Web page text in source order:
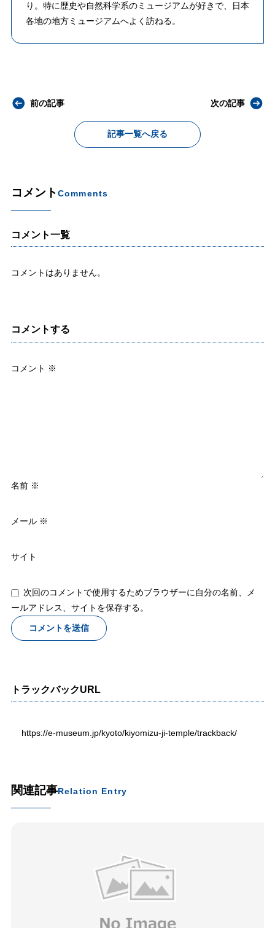
り。特に歴史や自然科学系のミュージアムが好きで、日本
各地の地方ミュージアムへよく訪ねる。
前の記事
記事一覧へ戻る
次の記事
コメントComments
コメント一覧
コメントはありません。
コメントする
コメント ※
名前 ※
メール ※
サイト
次回のコメントで使用するためブラウザーに自分の名前、メ
ールアドレス、サイトを保存する。
トラックバックURL
https://e-museum.jp/kyoto/kiyomizu-ji-temple/trackback/
関連記事Relation Entry